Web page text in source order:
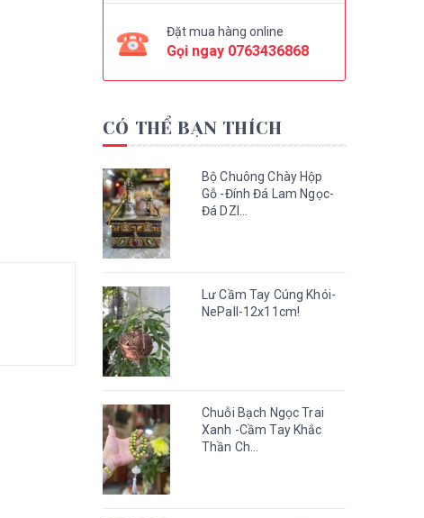
Đặt mua hàng online
Gọi ngay 0763436868
CÓ THỂ BẠN THÍCH
Bộ Chuông Chày Hộp
Gỗ -Đính Đá Lam Ngọc-
Đá DZI...
Lư Cầm Tay Cúng Khói-
NePall-12x11cm!
Chuỗi Bạch Ngọc Trai
Xanh -Cầm Tay Khắc
Thần Ch...